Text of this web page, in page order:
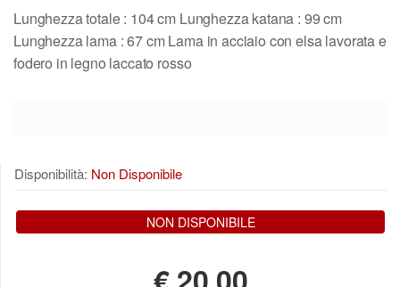
Lunghezza totale : 104 cm Lunghezza katana : 99 cm
Lunghezza lama : 67 cm Lama in acciaio con elsa lavorata e
fodero in legno laccato rosso
Disponibilità: Non Disponibile
NON DISPONIBILE